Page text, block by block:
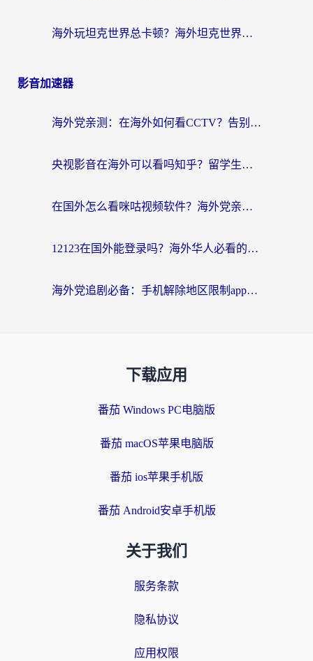
海外玩坦克世界总卡顿？海外坦克世界加速器有哪些？实测好用的选择在这里
影音加速器
海外党亲测：在海外如何看CCTV？告别“仅限大陆播放”的实用指南
央视影音在海外可以看吗知乎？留学生亲测：3步解决地域限制+追剧自由
在国外怎么看咪咕视频软件？海外党亲测有效的回国加速方案
12123在国外能登录吗？海外华人必看的回国加速实用指南
海外党追剧必备：手机解除地区限制app怎么选？解决央视视频&国内剧地区限制全指南
下载应用
番茄 Windows PC电脑版
番茄 macOS苹果电脑版
番茄 ios苹果手机版
番茄 Android安卓手机版
关于我们
服务条款
隐私协议
应用权限